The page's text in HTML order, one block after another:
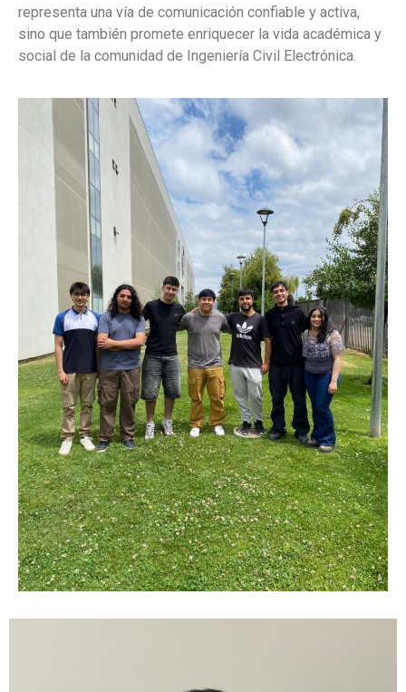
representa una vía de comunicación confiable y activa,
sino que también promete enriquecer la vida académica y
social de la comunidad de Ingeniería Civil Electrónica.